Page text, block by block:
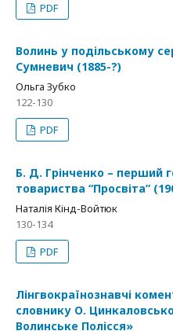
PDF
Волинь у подільському
Сумневич (1885-?)
Ольга Зубко
122-130
PDF
Б. Д. Грінченко – перший
товариства “Просвіта”
Наталія Кінд-Войтюк
130-134
PDF
Лінгвокраїнознавчі
словнику О.
Волинське Полісся»